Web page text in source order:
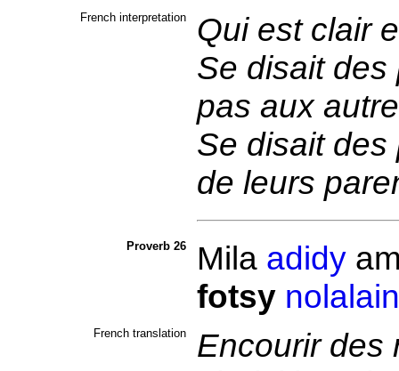
French interpretation
Qui est clair
Se disait des
pas aux
Se disait des
de leurs
Proverb 26 Mila adidy
fotsy
French translation
Encourir des